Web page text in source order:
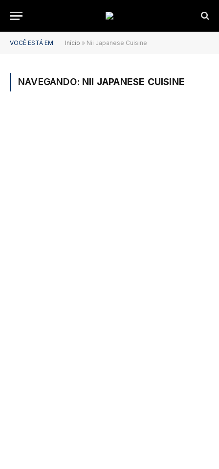
VOCÊ ESTÁ EM: Início » Nii Japanese Cuisine
NAVEGANDO: NII JAPANESE CUISINE